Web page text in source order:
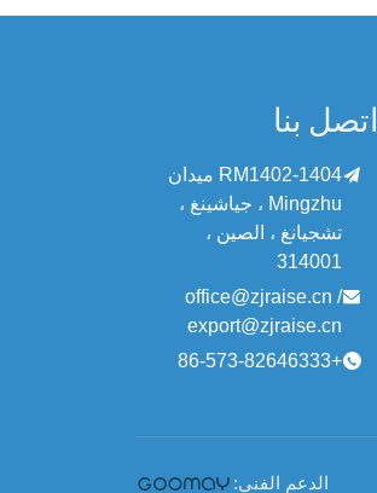
اتصل بنا

RM1402-1404 ميدان
Mingzhu ، جياشينغ ،
تشجيانغ ، الصين ،
314001

office@zjraise.cn /
export@zjraise.cn

+86-573-82646333
الدعم الفني: